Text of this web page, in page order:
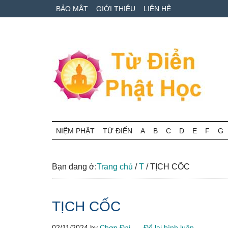
to
to
qua
BẢO MẬT GIỚI THIỆU LIÊN HỆ
Từ
điển
Phật
cứu
thuật
Phật
học
NIỆM PHẬT TỪ ĐIỂN A B C D E F G
Bạn đang ở:Trang chủ / T /TỊCH CỐC
TỊCH CỐC